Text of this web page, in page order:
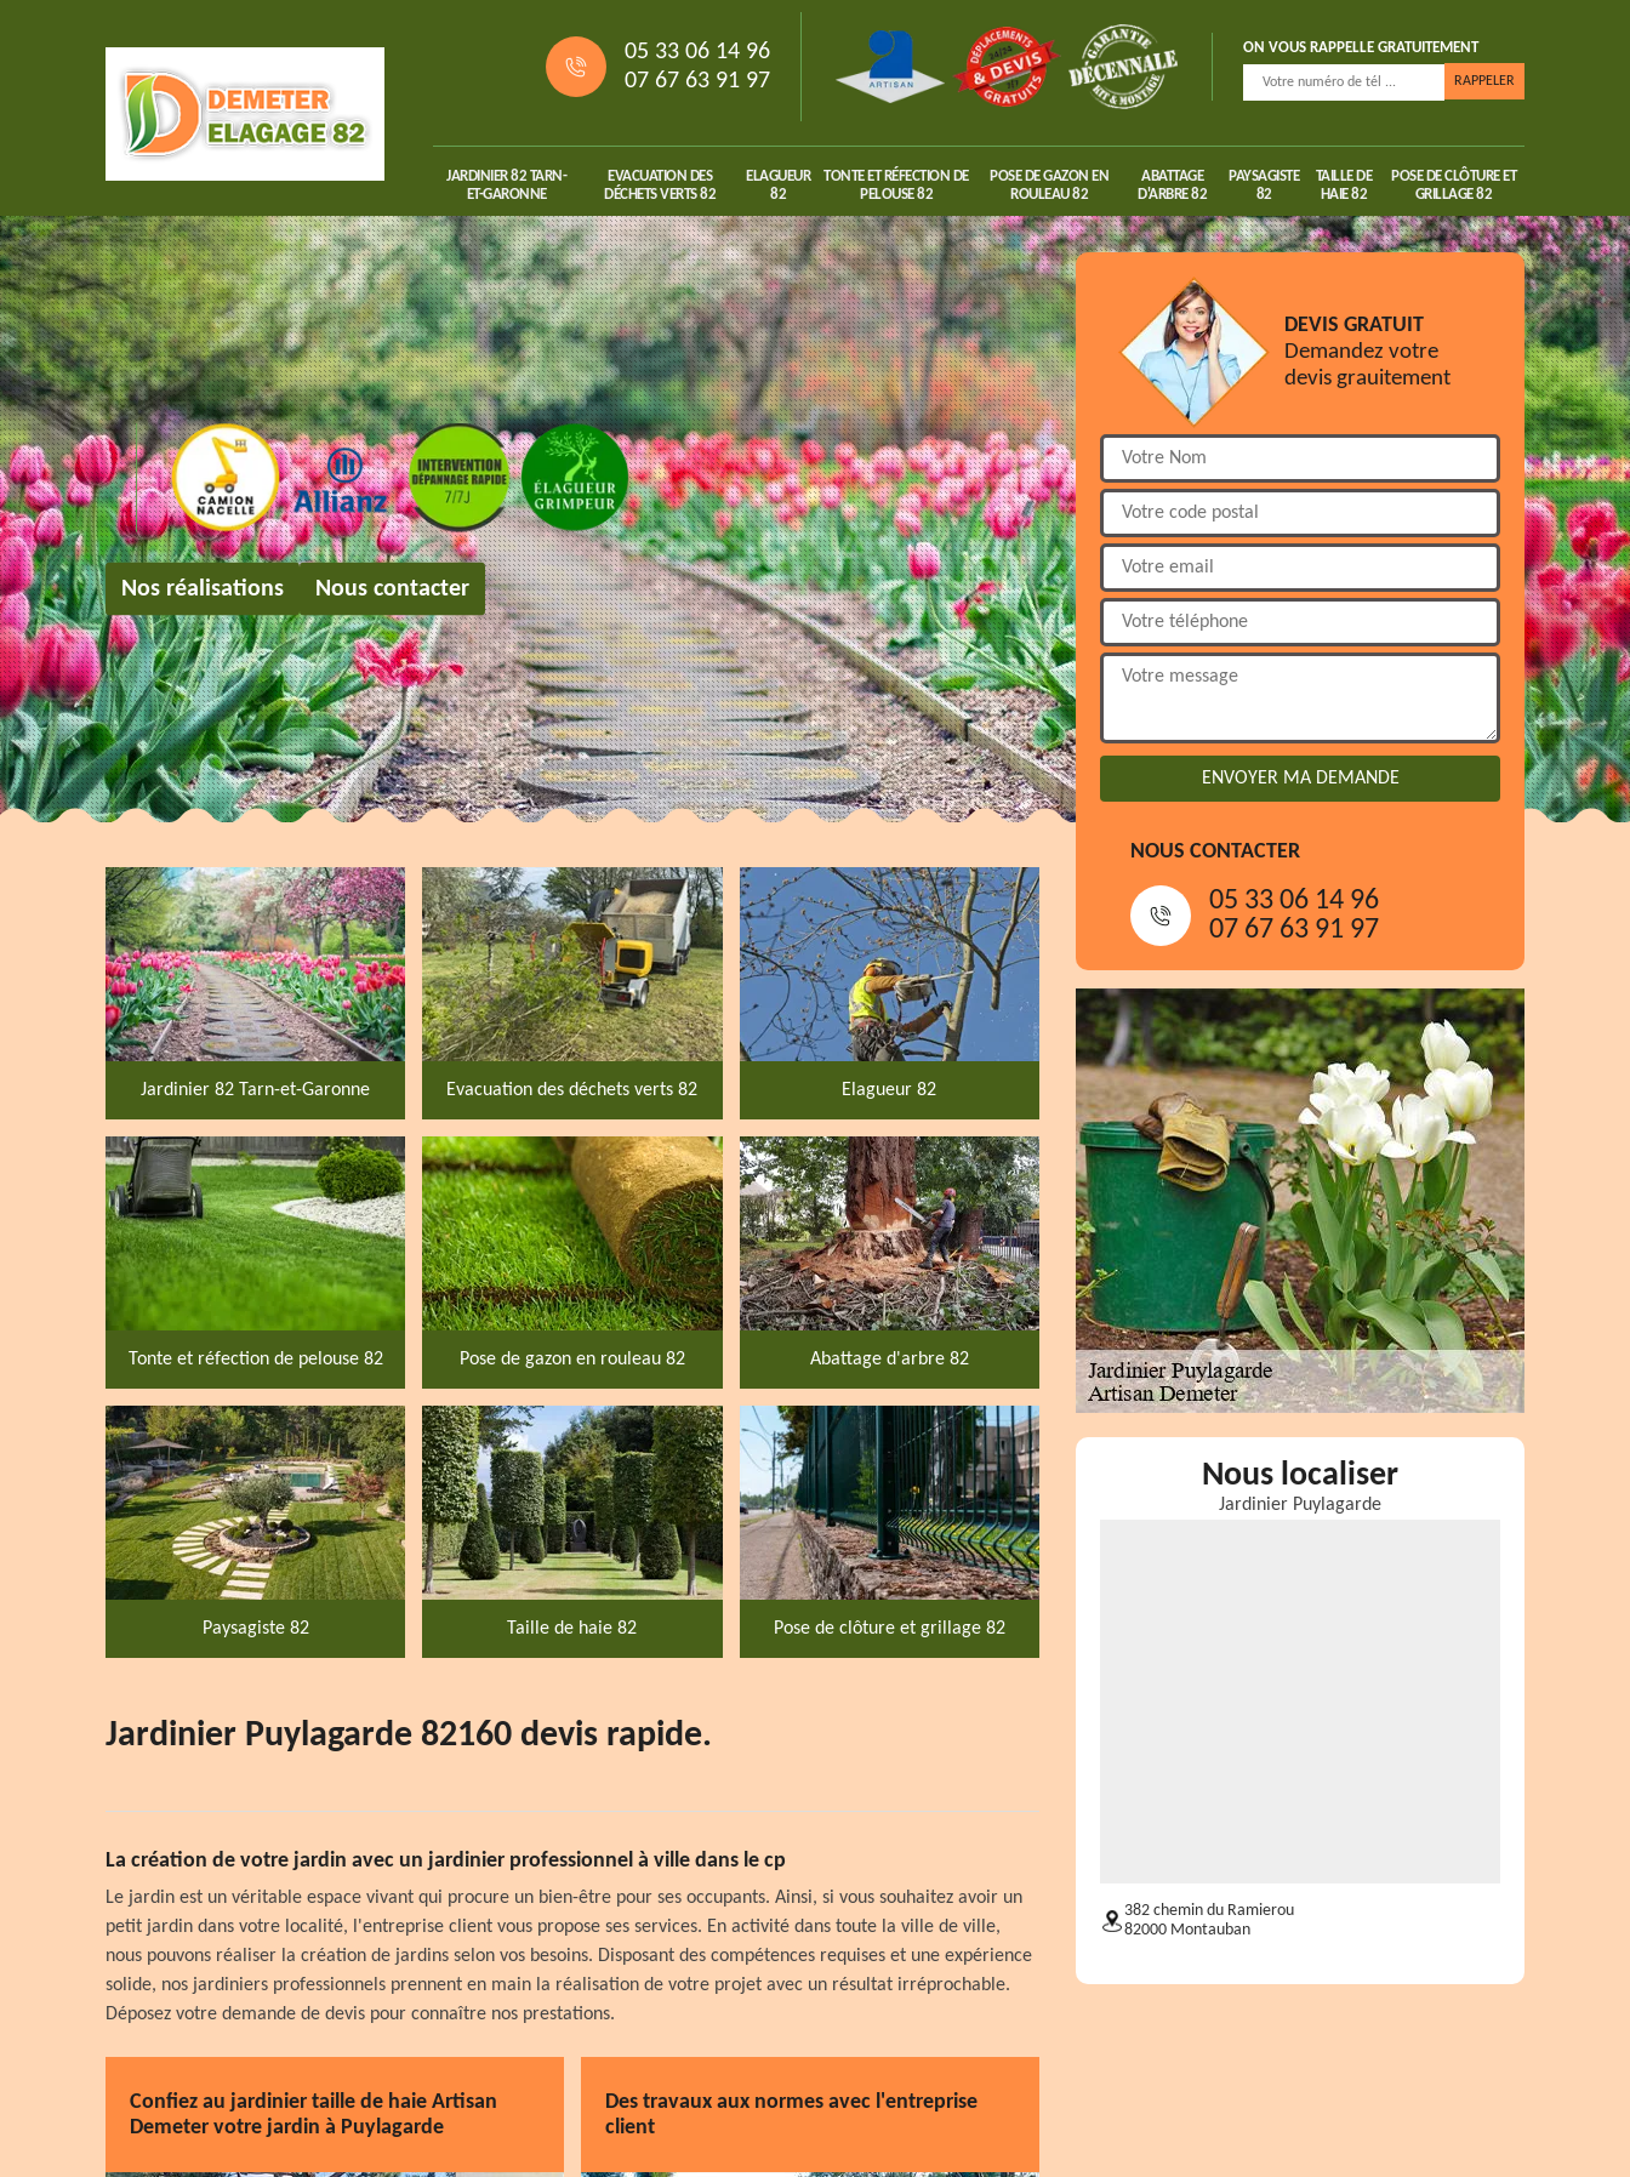
05 33 06 14 96
07 67 63 91 97
ON VOUS RAPPELLE GRATUITEMENT
JARDINIER 82 TARN-
ET-GARONNE
EVACUATION DES
DÉCHETS VERTS 82
ELAGUEUR
82
TONTE ET RÉFECTION DE
PELOUSE 82
POSE DE GAZON EN
ROULEAU 82
ABATTAGE
D'ARBRE 82
PAYSAGISTE
82
TAILLE DE
HAIE 82
POSE DE CLÔTURE ET
GRILLAGE 82
Nos réalisations Nous contacter
Jardinier 82 Tarn-et-Garonne Evacuation des déchets verts 82 Elagueur 82
Tonte et réfection de pelouse 82 Pose de gazon en rouleau 82 Abattage d'arbre 82
Paysagiste 82 Taille de haie 82 Pose de clôture et grillage 82
Jardinier Puylagarde 82160 devis rapide.
La création de votre jardin avec un jardinier professionnel à ville dans le cp
Le jardin est un véritable espace vivant qui procure un bien-être pour ses occupants. Ainsi, si vous souhaitez avoir un
petit jardin dans votre localité, l'entreprise client vous propose ses services. En activité dans toute la ville de ville,
nous pouvons réaliser la création de jardins selon vos besoins. Disposant des compétences requises et une expérience
solide, nos jardiniers professionnels prennent en main la réalisation de votre projet avec un résultat irréprochable.
Déposez votre demande de devis pour connaître nos prestations.
Confiez au jardinier taille de haie Artisan
Demeter votre jardin à Puylagarde
Des travaux aux normes avec l'entreprise
client
DEVIS GRATUIT
Demandez votre
devis grauitement
NOUS CONTACTER
05 33 06 14 96
07 67 63 91 97
Nous localiser
Jardinier Puylagarde
382 chemin du Ramierou
82000 Montauban